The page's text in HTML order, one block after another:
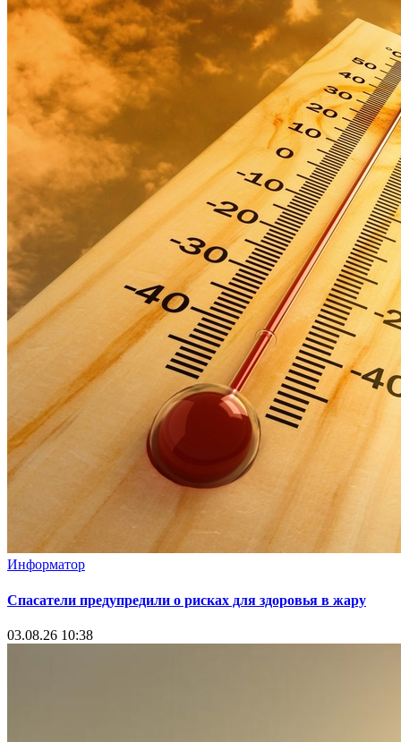
Информатор
Спасатели предупредили о рисках для здоровья в жару
03.08.26 10:38